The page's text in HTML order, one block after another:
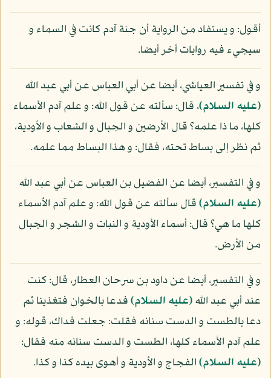
أقول: و يستفاد من الرواية أن جنة آدم كانت في السماء و
سيجيء فيه روايات أخر أيضا.
و في تفسير العياشي، أيضا عن أبي العباس عن أبي عبد الله
(عليه السلام)، قال: سألته عن قول الله: و علم آدم الأسماء
كلها، ما ذا علمه؟ قال الأرضين و الجبال و الشعاب و الأودية،
ثم نظر إلى بساط تحته، فقال: و هذا البساط مما علمه.
و في التفسير، أيضا عن الفضيل بن العباس عن أبي عبد الله
(عليه السلام)قال سألته عن قول الله: و علم آدم الأسماء
كلها ما هي؟ قال: أسماء الأودية و النبات و الشجر و الجبال
من الأرض.
و في التفسير، أيضا عن داود بن سرحان العطار، قال: كنت
عند أبي عبد الله(عليه السلام)فدعا بالخوان فتغذينا ثم
دعا بالطست و الدست سنانه فقلت: جعلت فداك، قوله: و
علم آدم الأسماء كلها، الطست و الدست سنانه منه فقال:
(عليه السلام)الفجاج و الأودية و أهوى بيده كذا و كذا.